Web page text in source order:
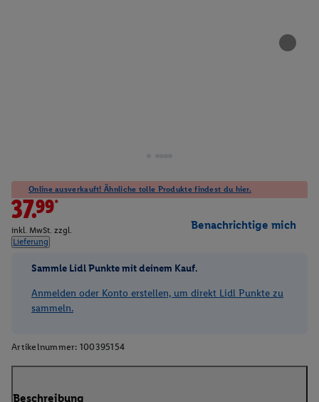
Online ausverkauft! Ähnliche tolle Produkte findest du hier.
37.99*
inkl. MwSt. zzgl.
Lieferung
Benachrichtige mich
Sammle Lidl Punkte mit deinem Kauf.
Anmelden oder Konto erstellen, um direkt Lidl Punkte zu
sammeln.
Artikelnummer: 100395154
Beschreibung